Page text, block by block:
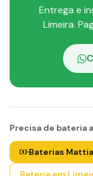
Entrega e
Limeira.
Precisa de bateria
Baterias